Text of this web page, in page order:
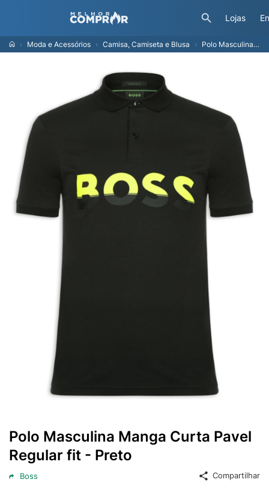
Lojas
Moda e Acessórios Camisa, Camiseta e Blusa Polo Masculina Manga Curta Pavel Regular fit - Preto
Polo Masculina Manga Curta Pavel
Regular fit - Preto
Boss Compartilhar